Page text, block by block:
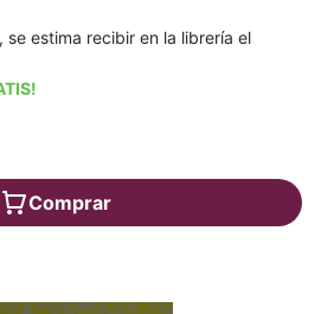
se estima recibir en la librería el
Comprar